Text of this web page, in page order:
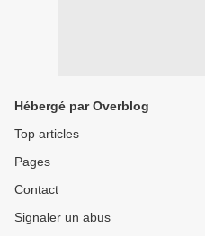
Hébergé par Overblog
Top articles
Pages
Contact
Signaler un abus